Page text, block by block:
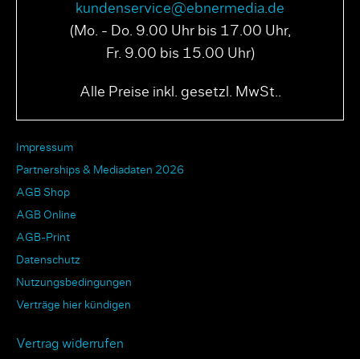
kundenservice@ebnermedia.de
(Mo. - Do. 9.00 Uhr bis 17.00 Uhr,
Fr. 9.00 bis 15.00 Uhr)
Alle Preise inkl. gesetzl. MwSt..
Impressum
Partnerships & Mediadaten 2026
AGB Shop
AGB Online
AGB-Print
Datenschutz
Nutzungsbedingungen
Verträge hier kündigen
Vertrag widerrufen